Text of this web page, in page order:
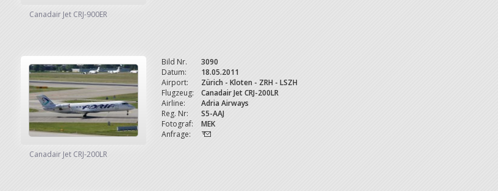
Canadair Jet CRJ-900ER
Canadair Jet CRJ-200LR
Bild Nr.
3090
Datum:
18.05.2011
Airport:
Zürich - Kloten - ZRH - LSZH
Flugzeug:
Canadair JetCRJ-200LR
Airline:
Adria Airways
Reg. Nr:
S5-AAJ
Fotograf:
MEK
Anfrage: